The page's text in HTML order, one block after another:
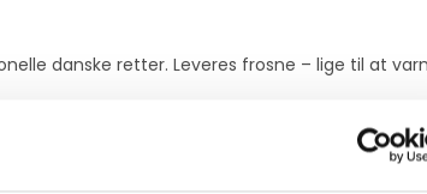
danske retter. Leveres frosne – lige til at
af hvid, mild fisk og har en rund, blød smag,
proteinrigt tilbehør til aftensmaden.